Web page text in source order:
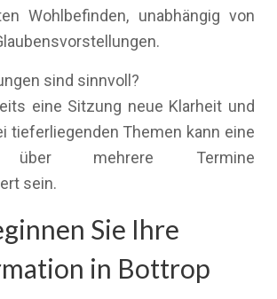
Wohlbefinden, unabhängig von
sind sinnvoll?
eine Sitzung neue Klarheit und
tieferliegenden Themen kann eine
über mehrere Termine
sein.
Sie Ihre
in Bottrop